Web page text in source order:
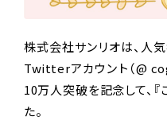
株式会社サンリオは、人気
Twitterアカウント（@
10万人突破を記念して、
た。